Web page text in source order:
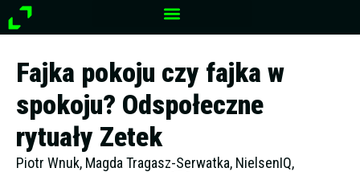
Przejdź
do
Fajka pokoju czy fajka w
spokoju? Odspołeczne
rytuały Zetek
Piotr Wnuk, Magda Tragasz-Serwatka, NielsenIQ,